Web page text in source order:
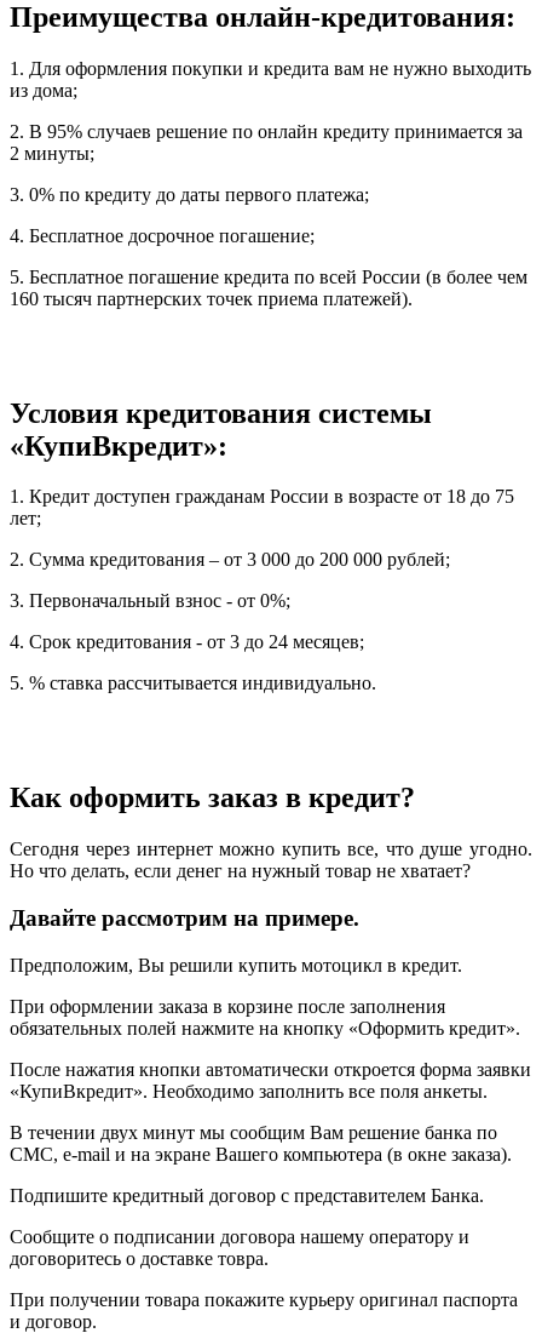
Преимущества онлайн-кредитования:
1. Для оформления покупки и кредита вам не нужно выходить
из дома;
2. В 95% случаев решение по онлайн кредиту принимается за
2 минуты;
3. 0% по кредиту до даты первого платежа;
4. Бесплатное досрочное погашение;
5. Бесплатное погашение кредита по всей России (в более чем
160 тысяч партнерских точек приема платежей).
Условия кредитования системы
«КупиВкредит»:
1. Кредит доступен гражданам России в возрасте от 18 до 75
лет;
2. Сумма кредитования – от 3 000 до 200 000 рублей;
3. Первоначальный взнос - от 0%;
4. Срок кредитования - от 3 до 24 месяцев;
5. % ставка рассчитывается индивидуально.
Как оформить заказ в кредит?
Сегодня через интернет можно купить все, что душе угодно.
Но что делать, если денег на нужный товар не хватает?
Давайте рассмотрим на примере.
Предположим, Вы решили купить мотоцикл в кредит.
При оформлении заказа в корзине после заполнения
обязательных полей нажмите на кнопку «Оформить кредит».
После нажатия кнопки автоматически откроется форма заявки
«КупиВкредит». Необходимо заполнить все поля анкеты.
В течении двух минут мы сообщим Вам решение банка по
СМС, e-mail и на экране Вашего компьютера (в окне заказа).
Подпишите кредитный договор с представителем Банка.
Сообщите о подписании договора нашему оператору и
договоритесь о доставке товра.
При получении товара покажите курьеру оригинал паспорта
и договор.